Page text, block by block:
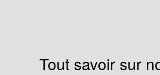
Tout savoir sur